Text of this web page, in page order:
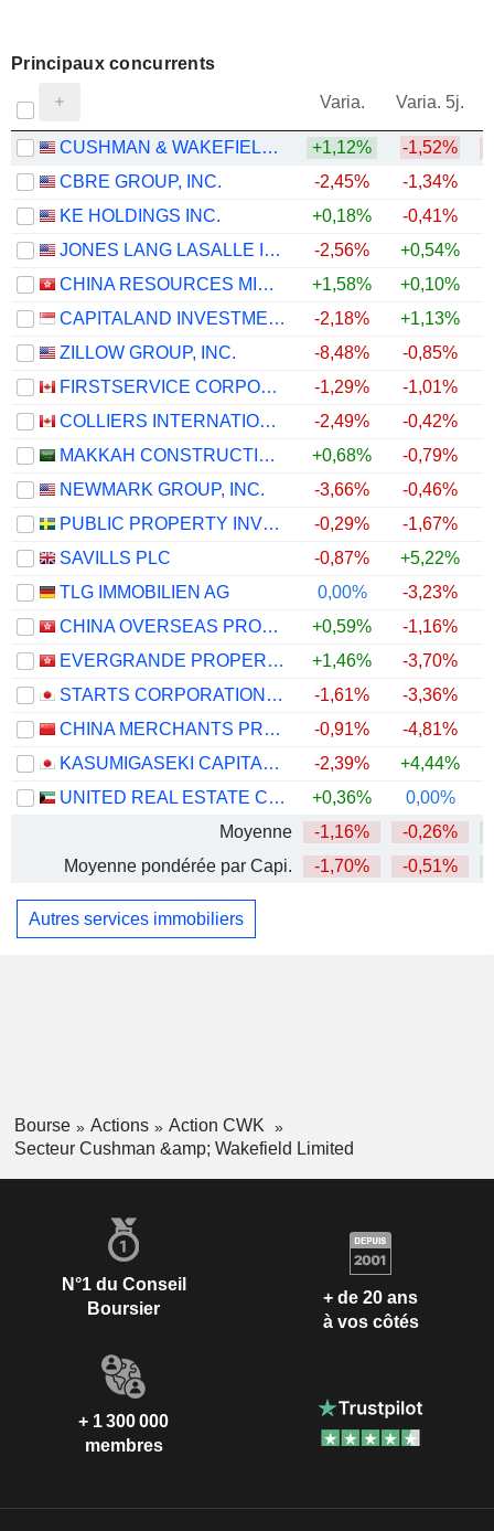
Principaux concurrents
Varia. Varia. 5j.
CUSHMAN & WAKEFIELD LIMITED
+1,12% -1,52%
CBRE GROUP, INC.
-2,45% -1,34%
KE HOLDINGS INC.
+0,18% -0,41%
JONES LANG LASALLE INCORPORATED
-2,56% +0,54%
CHINA RESOURCES MIXC LIFESTYLE SERVICES LIMITED
+1,58% +0,10%
CAPITALAND INVESTMENT LIMITED
-2,18% +1,13%
ZILLOW GROUP, INC.
-8,48% -0,85%
FIRSTSERVICE CORPORATION
-1,29% -1,01%
COLLIERS INTERNATIONAL GROUP INC.
-2,49% -0,42%
MAKKAH CONSTRUCTION AND DEVELOPMENT COMPANY
+0,68% -0,79%
NEWMARK GROUP, INC.
-3,66% -0,46%
PUBLIC PROPERTY INVEST ASA
-0,29% -1,67%
SAVILLS PLC
-0,87% +5,22%
TLG IMMOBILIEN AG
0,00% -3,23%
CHINA OVERSEAS PROPERTY HOLDINGS LIMITED
+0,59% -1,16%
EVERGRANDE PROPERTY SERVICES GROUP LIMITED
+1,46% -3,70%
STARTS CORPORATION INC.
-1,61% -3,36%
CHINA MERCHANTS PROPERTY OPERATION & SERVICE CO., LTD.
-0,91% -4,81%
KASUMIGASEKI CAPITAL CO.,LTD.
-2,39% +4,44%
UNITED REAL ESTATE COMPANY K.S.C.P.
+0,36% 0,00%
Moyenne
-1,16% -0,26%
Moyenne pondérée par Capi.
-1,70% -0,51%
Autres services immobiliers
Bourse Actions
Action CWK
Secteur Cushman &amp; Wakefield Limited
N°1 du Conseil
Boursier
+ de 20 ans
à vos côtés
+ 1 300 000
membres